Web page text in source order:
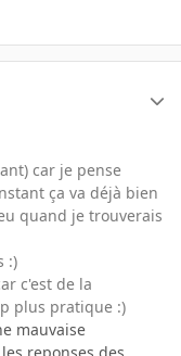
car je pense
ça va déjà bien
quand je trouverais
:)
c'est de la
plus pratique :)
mauvaise